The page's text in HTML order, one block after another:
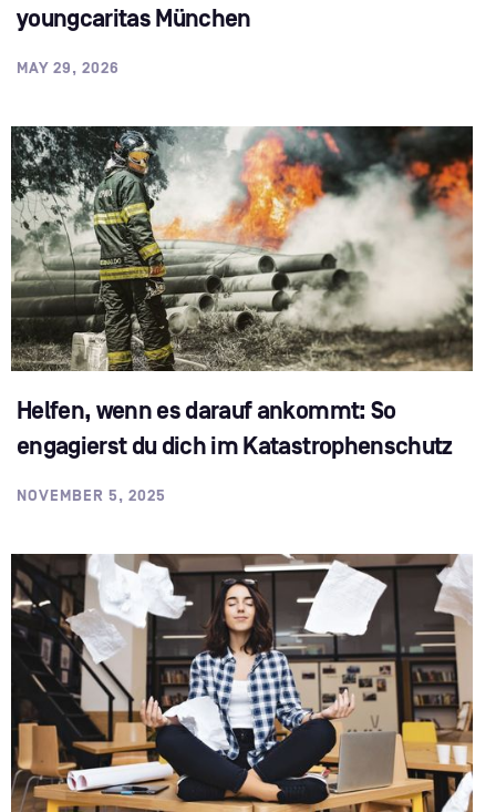
youngcaritas München
MAY 29, 2026
Helfen, wenn es darauf ankommt: So
engagierst du dich im Katastrophenschutz
NOVEMBER 5, 2025